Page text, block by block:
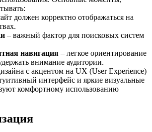
должен корректно отображаться на
– важный фактор для поисковых систем
навигация – легкое ориентирование
внимание аудитории.
с акцентом на UX (User Experience)
интерфейс и яркие визуальные
комфортному использованию